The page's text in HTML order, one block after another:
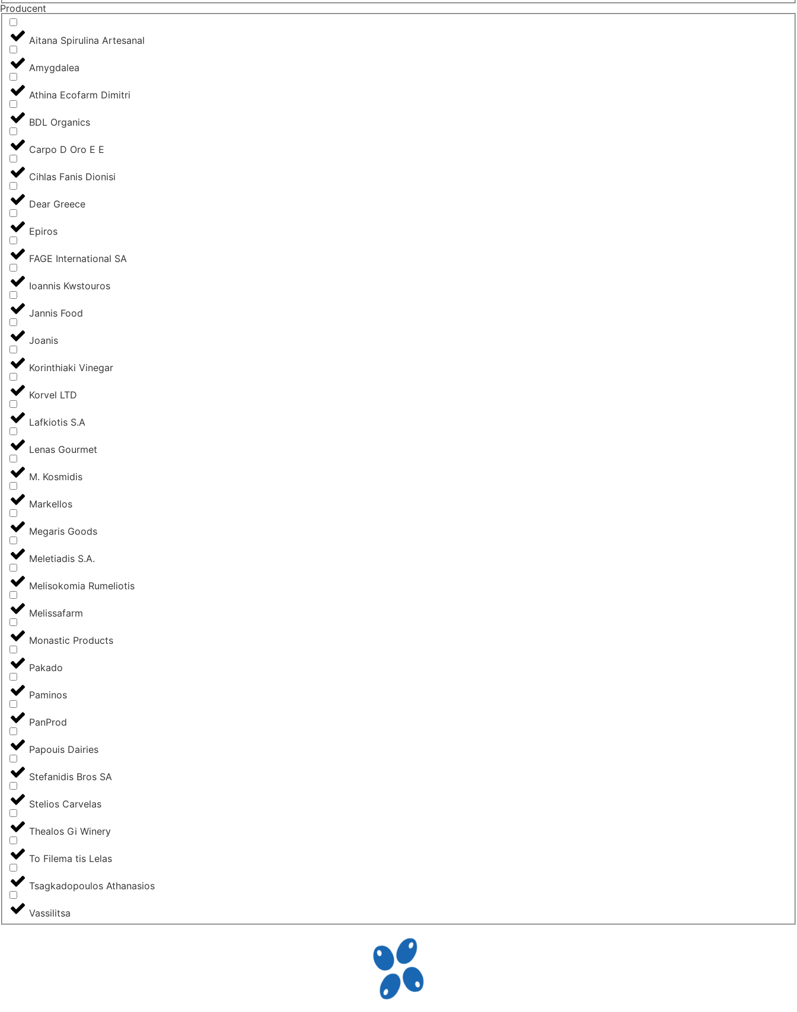
Producent
Aitana Spirulina Artesanal
Amygdalea
Athina Ecofarm Dimitri
BDL Organics
Carpo D Oro E E
Cihlas Fanis Dionisi
Dear Greece
Epiros
FAGE International SA
Ioannis Kwstouros
Jannis Food
Joanis
Korinthiaki Vinegar
Korvel LTD
Lafkiotis S.A
Lenas Gourmet
M. Kosmidis
Markellos
Megaris Goods
Meletiadis S.A.
Melisokomia Rumeliotis
Melissafarm
Monastic Products
Pakado
Paminos
PanProd
Papouis Dairies
Stefanidis Bros SA
Stelios Carvelas
Thealos Gi Winery
To Filema tis Lelas
Tsagkadopoulos Athanasios
Vassilitsa